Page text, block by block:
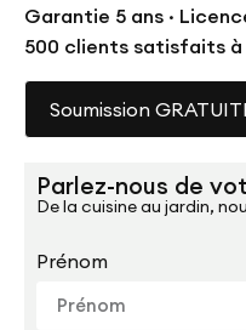
Garantie 5 ans ·
500 clients satisfaits à
Soumission
Parlez-nous de
De la cuisine au jardin,
Prénom